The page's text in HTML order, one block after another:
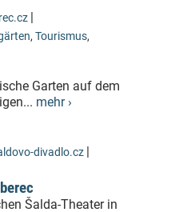
|
, Tourismus,
Garten auf dem
mehr ›
divadlo.cz |
Šalda-Theater in